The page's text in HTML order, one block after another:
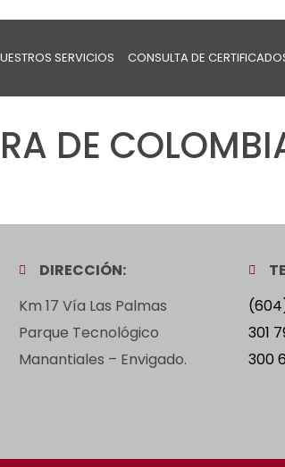
SERVICIOS CONSULTA DE
DE
DIRECCIÓN:
Km 17 Vía Las Palmas
Parque Tecnológico
Manantiales – Envigado.
301
300